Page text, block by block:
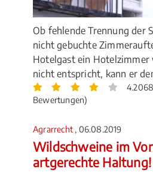
Ob fehlende Trennung der
nicht gebuchte
Hotelgast ein Hotelzimmer
nicht entspricht, kann er
Bewertungen)
Agrarrecht , 06.08.2019
Wildschweine im
artgerechte Haltung!